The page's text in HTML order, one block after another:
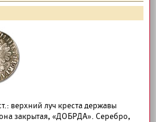
верхний луч креста державы
закрытая, «ДОБРДА». Серебро,